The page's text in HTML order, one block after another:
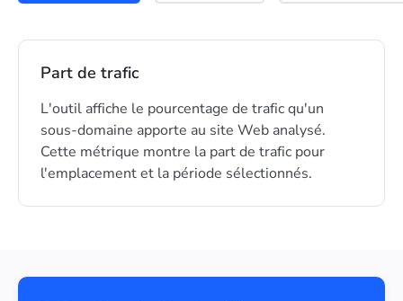
Part de trafic
L'outil affiche le pourcentage de trafic qu'un
sous-domaine apporte au site Web analysé.
Cette métrique montre la part de trafic pour
l'emplacement et la période sélectionnés.